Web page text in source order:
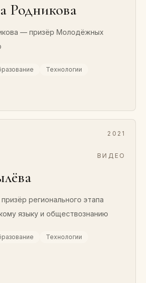
Родникова
— призёр Молодёжных
Технологии
2021
ВИДЕО
регионального этапа
языку и обществознанию
Технологии